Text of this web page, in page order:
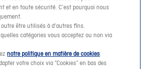
et en toute sécurité. C’est pourquoi nous
être utilisés à d'autres fins.
catégories vous acceptez ou non via
notre politique en matière de cookies.
votre choix via “Cookies” en bas des